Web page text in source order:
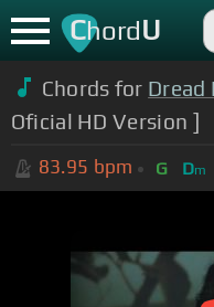
ChordU
Chords for Dread
Oficial HD Version ]
83.95 bpm G Dm